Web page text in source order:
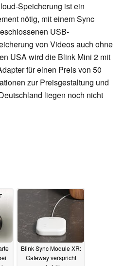
Speicherung ist ein
nötig, mit einem Sync
USB-
von Videos auch ohne
USA wird die Blink Mini 2 mit
für einen Preis von 50
zur Preisgestaltung und
liegen noch nicht
Blink Sync Module XR:
Gateway verspricht